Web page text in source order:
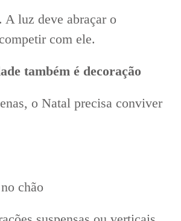
A luz deve abraçar o
com ele.
também é decoração
o Natal precisa conviver
chão